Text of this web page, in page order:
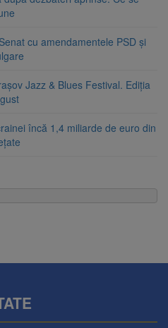
cu amendamentele PSD și
Jazz & Blues Festival. Ediția
încă 1,4 miliarde de euro din